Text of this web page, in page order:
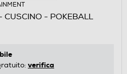
CUSCINO - POKEBALL
verifica